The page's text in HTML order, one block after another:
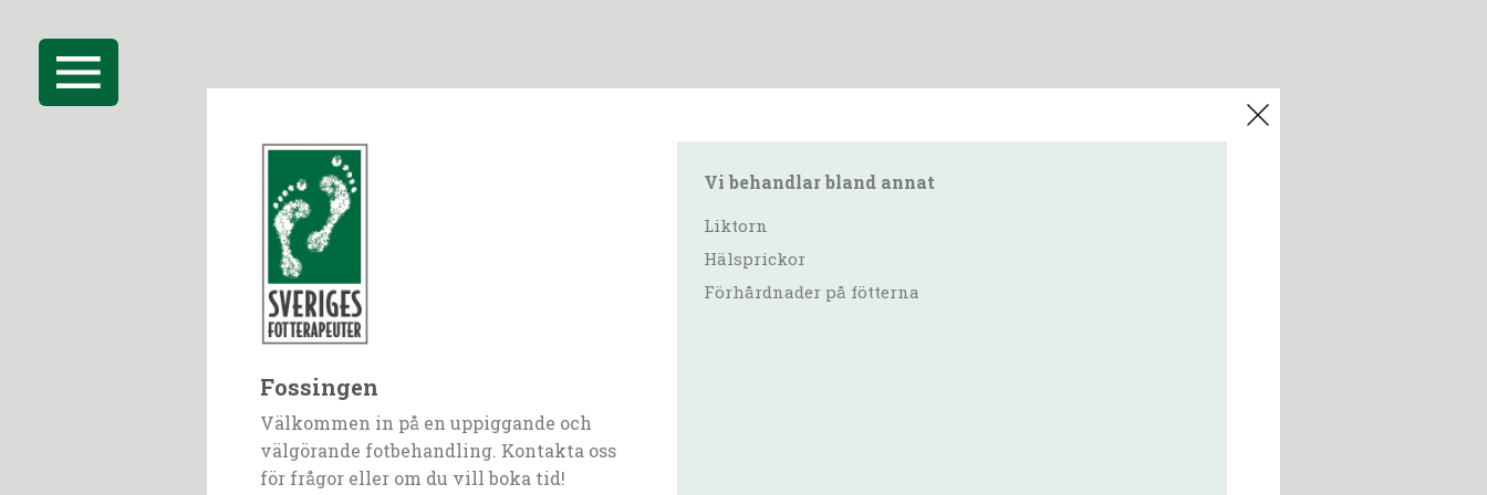
Fossingen
Välkommen in på en uppiggande och
välgörande fotbehandling. Kontakta oss
för frågor eller om du vill boka tid!
Vi behandlar bland annat
Liktorn
Hälsprickor
Förhårdnader på fötterna